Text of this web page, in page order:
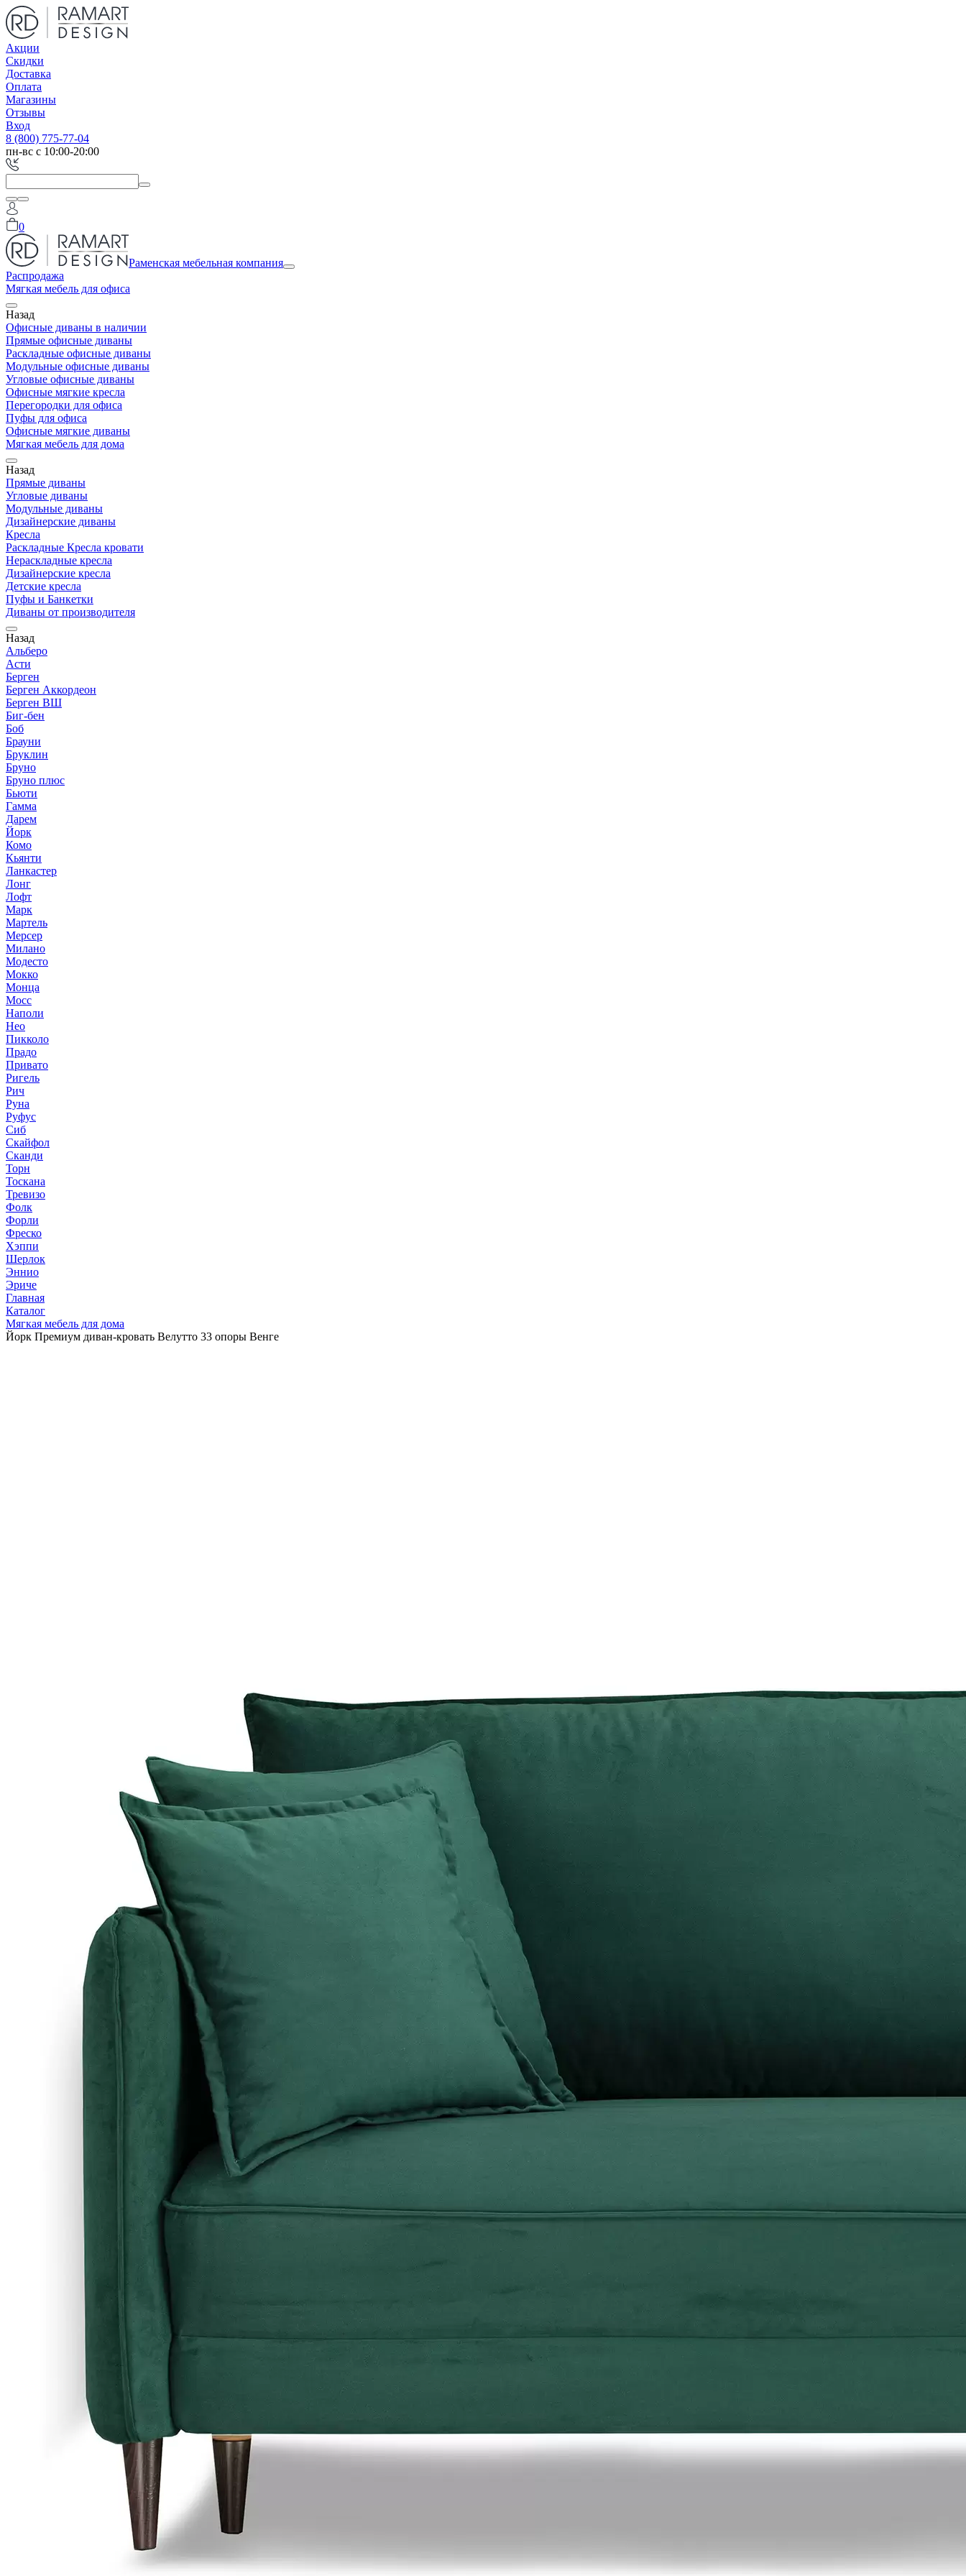
Акции
Скидки
Доставка
Оплата
Магазины
Отзывы
Вход
8 (800) 775-77-04
пн-вс с 10:00-20:00
0
Раменская мебельная компания
Распродажа
Мягкая мебель для офиса
Назад
Офисные диваны в наличии
Прямые офисные диваны
Раскладные офисные диваны
Модульные офисные диваны
Угловые офисные диваны
Офисные мягкие кресла
Перегородки для офиса
Пуфы для офиса
Офисные мягкие диваны
Мягкая мебель для дома
Назад
Прямые диваны
Угловые диваны
Модульные диваны
Дизайнерские диваны
Кресла
Раскладные Кресла кровати
Нераскладные кресла
Дизайнерские кресла
Детские кресла
Пуфы и Банкетки
Диваны от производителя
Назад
Альберо
Асти
Берген
Берген Аккордеон
Берген ВШ
Биг-бен
Боб
Брауни
Бруклин
Бруно
Бруно плюс
Бьюти
Гамма
Дарем
Йорк
Комо
Кьянти
Ланкастер
Лонг
Лофт
Марк
Мартель
Мерсер
Милано
Модесто
Мокко
Монца
Мосс
Наполи
Нео
Пикколо
Прадо
Привато
Ригель
Рич
Руна
Руфус
Сиб
Скайфол
Сканди
Торн
Тоскана
Тревизо
Фолк
Форли
Фреско
Хэппи
Шерлок
Эннио
Эриче
Главная
Каталог
Мягкая мебель для дома
Йорк Премиум диван-кровать Велутто 33 опоры Венге